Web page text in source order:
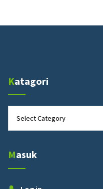
Katagori
Masuk